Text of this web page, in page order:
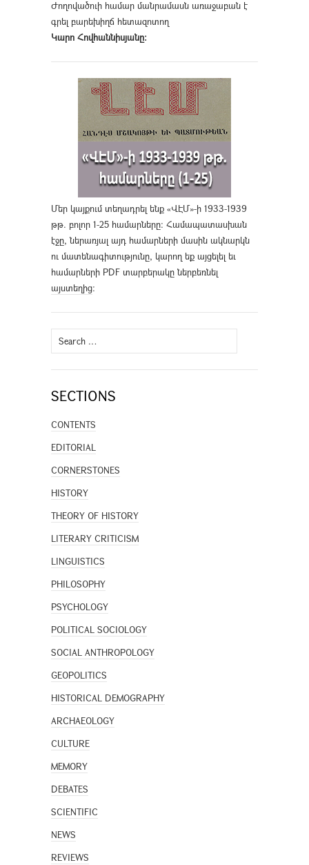
Ժողովածուի համար մանրամասն առաջաբան է
գրել բարեխիղճ հետազոտող
Կարո Հովհաննիսյանը։
Մեր կայքում տեղադրել ենք «ՎԷՄ»-ի 1933-1939
թթ. բոլոր 1-25 համարները։ Համապատասխան
էջը, ներառյալ այդ համարների մասին ակնարկն
ու մատենագիտությունը, կարող եք այցելել եւ
համարների PDF տարբերակը ներբեռնել
այստեղից։
Search
for:
SECTIONS
CONTENTS
EDITORIAL
CORNERSTONES
HISTORY
THEORY OF HISTORY
LITERARY CRITICISM
LINGUISTICS
PHILOSOPHY
PSYCHOLOGY
POLITICAL SOCIOLOGY
SOCIAL ANTHROPOLOGY
GEOPOLITICS
HISTORICAL DEMOGRAPHY
ARCHAEOLOGY
CULTURE
MEMORY
DEBATES
SCIENTIFIC
NEWS
REVIEWS